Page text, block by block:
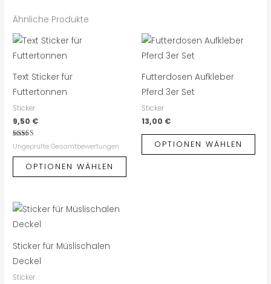
Ähnliche Produkte
Text Sticker für
Futtertonnen
Sticker
9,50 €
Bewertet
mit
4.67
von 5
Ungeprüfte Gesamtbewertungen
OPTIONEN WÄHLEN
Futterdosen Aufkleber
Pferd 3er Set
Sticker
13,00 €
OPTIONEN WÄHLEN
Sticker für Müslischalen
Deckel
Sticker